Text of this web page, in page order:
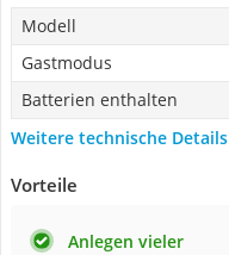
Modell
Gastmodus
Batterien enthalten
Weitere technische Details
Vorteile
Anlegen vieler